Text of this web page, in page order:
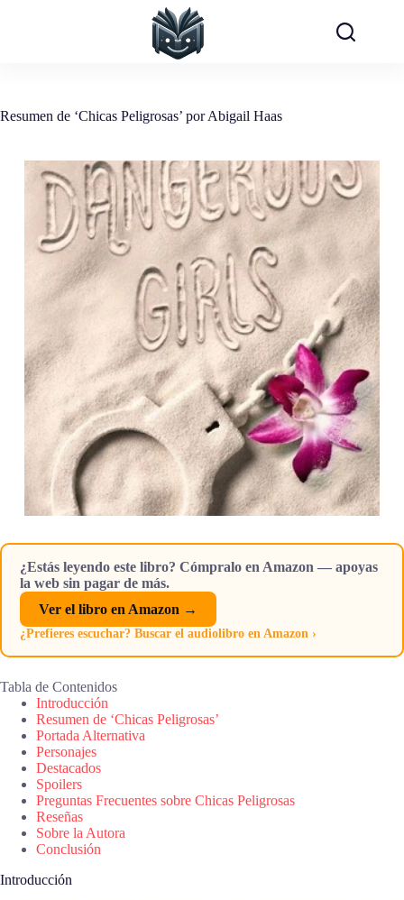
Resumen de ‘Chicas Peligrosas’ por Abigail Haas
¿Estás leyendo este libro? Cómpralo en Amazon — apoyas
la web sin pagar de más.
Ver el libro en Amazon →
¿Prefieres escuchar? Buscar el audiolibro en Amazon ›
Tabla de Contenidos
Introducción
Resumen de ‘Chicas Peligrosas’
Portada Alternativa
Personajes
Destacados
Spoilers
Preguntas Frecuentes sobre Chicas Peligrosas
Reseñas
Sobre la Autora
Conclusión
Introducción